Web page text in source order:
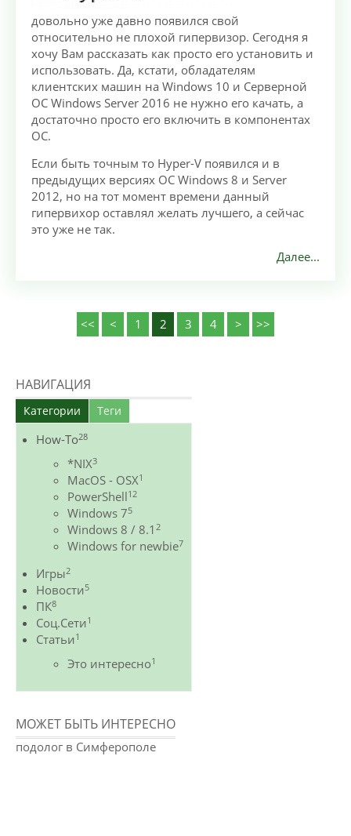
довольно уже давно появился свой
относительно не плохой гипервизор. Сегодня я
хочу Вам рассказать как просто его установить и
использовать. Да, кстати, обладателям
клиентских машин на Windows 10 и Серверной
ОС Windows Server 2016 не нужно его качать, а
достаточно просто его включить в компонентах
ОС.
Если быть точным то Hyper-V появился и в
предыдущих версиях ОС Windows 8 и Server
2012, но на тот момент времени данный
гипервихор оставлял желать лучшего, а сейчас
это уже не так.
Далее...
<< < 1 2 3 4 > >>
НАВИГАЦИЯ
Категории Теги
How-To28
*NIX3
MacOS - OSX1
PowerShell12
Windows 75
Windows 8 / 8.1 2
Windows for newbie7
Игры2
Новости5
ПК8
Соц.Сети1
Статьи1
Это интересно1
МОЖЕТ БЫТЬ ИНТЕРЕСНО
подолог в Симферополе